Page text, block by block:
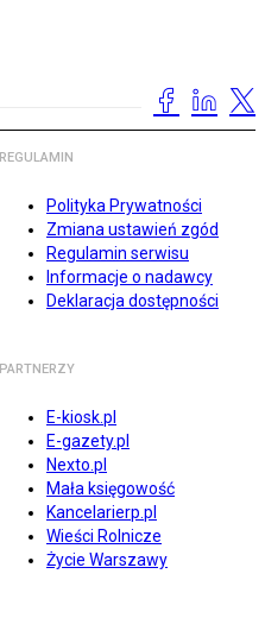
REGULAMIN
Polityka Prywatności
Zmiana ustawień zgód
Regulamin serwisu
Informacje o nadawcy
Deklaracja dostępności
PARTNERZY
E-kiosk.pl
E-gazety.pl
Nexto.pl
Mała księgowość
Kancelarierp.pl
Wieści Rolnicze
Życie Warszawy